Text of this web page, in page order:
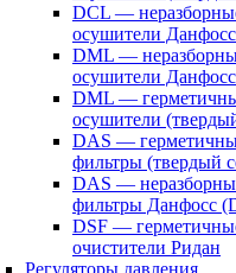
DCL —
осушители
DML —
осушители
DML —
осушители
DAS —
фильтры (твердый
DAS —
фильтры Данфосс
DSF —
очистители Ридан
Регуляторы давления